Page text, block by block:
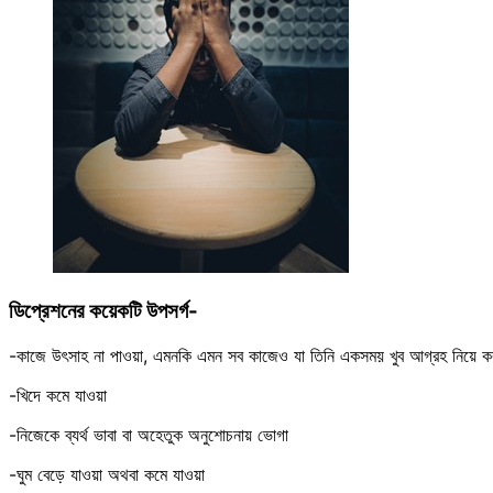
ডিপ্রেশনের কয়েকটি উপসর্গ-
-কাজে উৎসাহ না পাওয়া, এমনকি এমন সব কাজেও যা তিনি একসময় খুব আগ্রহ নিয়ে
-খিদে কমে যাওয়া
-নিজেকে ব্যর্থ ভাবা বা অহেতুক অনুশোচনায় ভোগা
-ঘুম বেড়ে যাওয়া অথবা কমে যাওয়া